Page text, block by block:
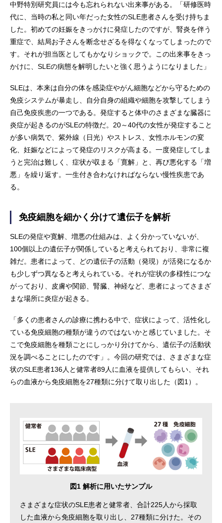
中野特別研究員には今も忘れられない出来事がある。「研修医時
代に、当時の私と同い年だった女性のSLE患者さんを受け持ちま
した。初めての妊娠をきっかけに発症したのですが、腎炎を伴う
重症で、結局お子さんを断念せざるを得なくなってしまったので
す。それが担当医としてもかなりショックで。この出来事をきっ
かけに、SLEの病態を解明したいと強く思うようになりました」
SLEは、本来は自分の体を感染症やがん細胞などから守るための
免疫システムが暴走し、自分自身の組織や細胞を攻撃してしまう
自己免疫疾患の一つである。発症すると体中のさまざまな臓器に
炎症が起きるのがSLEの特徴だ。20～40代の女性が発症すること
が多い病気で、紫外線（日光）やストレス、女性ホルモンの変
化、妊娠などによって発症のリスクが高まる。一度発症してしま
うと完治は難しく、症状が収まる「寛解」と、再び悪化する「増
悪」を繰り返す。一生付き合わなければならない慢性疾患であ
る。
免疫細胞を細かく分けて遺伝子を解析
SLEの発症や寛解、増悪の仕組みは、よく分かっていないが、
100個以上の遺伝子が関係していると考えられており、非常に複
雑だ。患者によって、どの遺伝子の活動（発現）が活発になるか
も少しずつ異なると考えられている。それが症状の多様性につな
がっており、皮膚や関節、腎臓、神経など、患者によってさまざ
まな場所に炎症が起きる。
「多くの患者さんの診療に携わる中で、症状によって、活性化し
ている免疫細胞の種類が違うのではないかと感じていました。そ
こで免疫細胞を種類ごとにしっかり分けてから、遺伝子の活動状
況を調べることにしたのです」。今回の研究では、さまざまな症
状のSLE患者136人と健常者89人に血液を提供してもらい、それ
らの血液から免疫細胞を27種類に分けて取り出した（図1）。
図1 解析に用いたサンプル
さまざまな症状のSLE患者と健常者、合計225人から採取
した血液から免疫細胞を取り出し、27種類に分けた。その